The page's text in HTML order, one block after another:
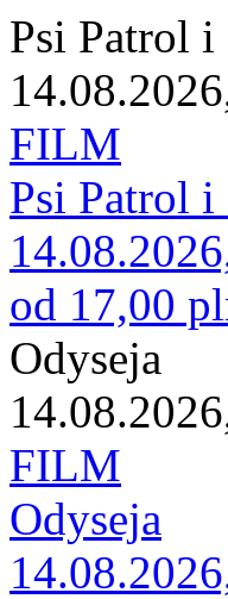
Psi Patrol
FILM
Psi Patrol
od 17,00
Odyseja
FILM
Odyseja